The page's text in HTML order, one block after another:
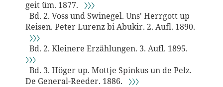
geit üm. 1877. 〉〉〉
Bd. 2. Voss und Swinegel. Uns' Herrgott up
Reisen. Peter Lurenz bi Abukir. 2. Aufl. 1890.
〉〉〉
Bd. 2. Kleinere Erzählungen. 3. Aufl. 1895.
〉〉〉
Bd. 3. Höger up. Mottje Spinkus un de Pelz.
De General-Reeder. 1886. 〉〉〉